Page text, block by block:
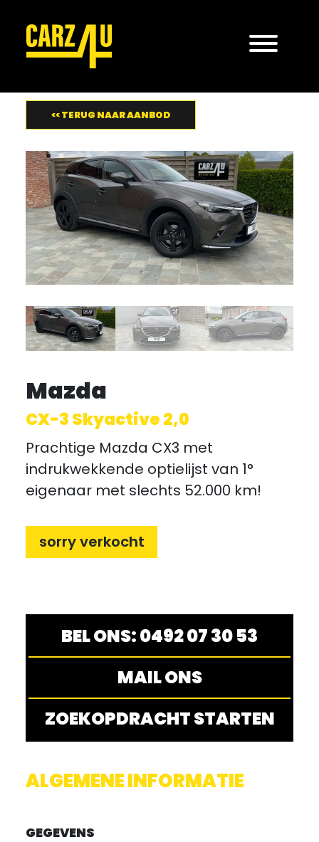
<< TERUG NAAR AANBOD
Mazda
CX-3 Skyactive 2,0
Prachtige Mazda CX3 met
indrukwekkende optielijst van 1°
eigenaar met slechts 52.000 km!
sorry verkocht
BEL ONS: 0492 07 30 53
MAIL ONS
ZOEKOPDRACHT STARTEN
ALGEMENE INFORMATIE
GEGEVENS